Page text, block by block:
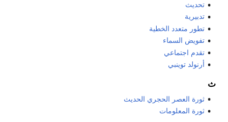
تحديث
تدبيرية
تطور متعدد الخطية
تفويض السماء
تقدم اجتماعي
أرنولد توينبي
ث
ثورة العصر الحجري الحديث
ثورة المعلومات